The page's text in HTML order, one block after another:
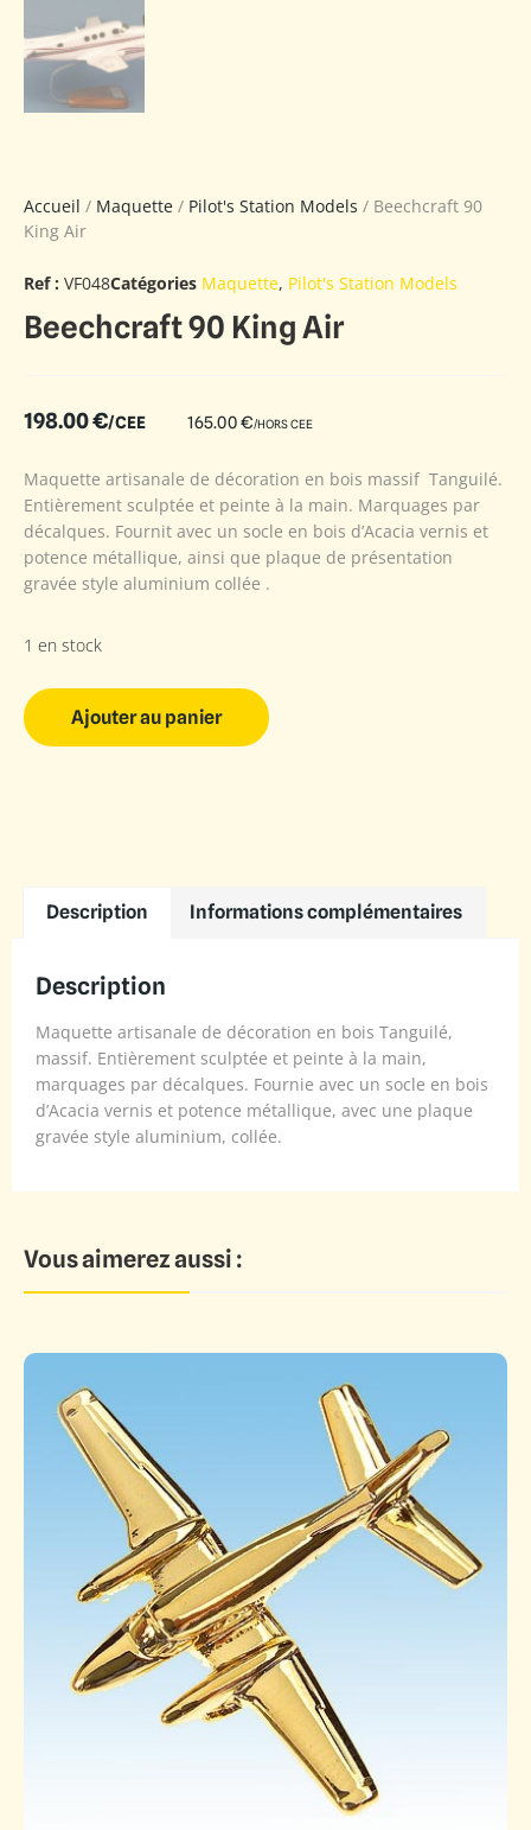
Accueil / Maquette / Pilot's Station Models / Beechcraft 90
King Air
Ref : VF048Catégories Maquette, Pilot's Station Models
Beechcraft 90 King Air
198.00€/CEE 165.00€/HORS CEE
Maquette artisanale de décoration en bois massif Tanguilé.
Entièrement sculptée et peinte à la main. Marquages par
décalques. Fournit avec un socle en bois d’Acacia vernis et
potence métallique, ainsi que plaque de présentation
gravée style aluminium collée .
1 en stock
Ajouter au panier
Description Informations complémentaires
Description
Maquette artisanale de décoration en bois Tanguilé,
massif. Entièrement sculptée et peinte à la main,
marquages par décalques. Fournie avec un socle en bois
d’Acacia vernis et potence métallique, avec une plaque
gravée style aluminium, collée.
Vous aimerez aussi :